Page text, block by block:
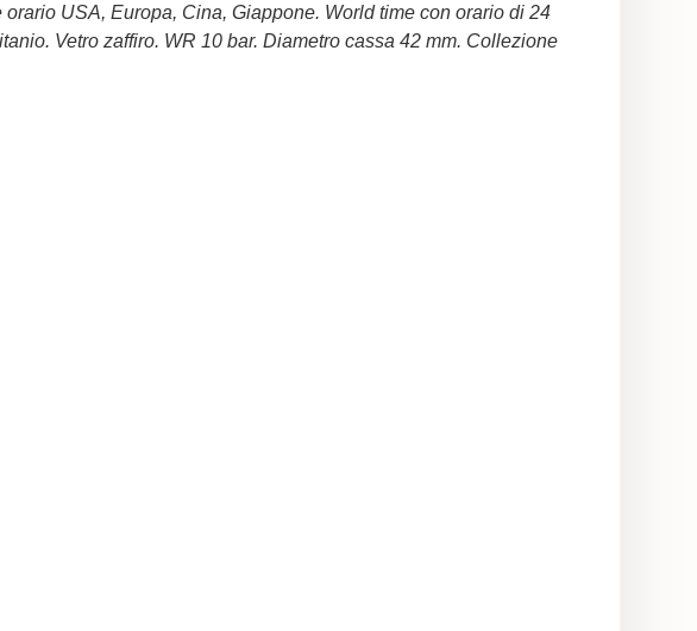
USA, Europa, Cina, Giappone. World time con orario di 24
Vetro zaffiro. WR 10 bar. Diametro cassa 42 mm. Collezione